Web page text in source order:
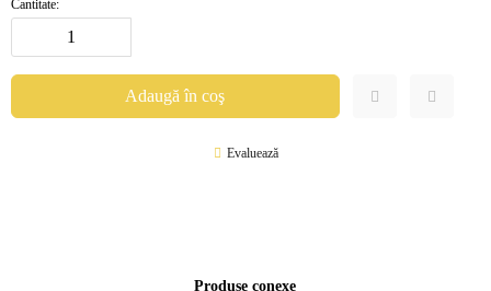
Cantitate:
Evaluează
Produse conexe